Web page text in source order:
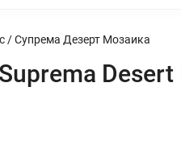
/ Супрема Дезерт Мозаика